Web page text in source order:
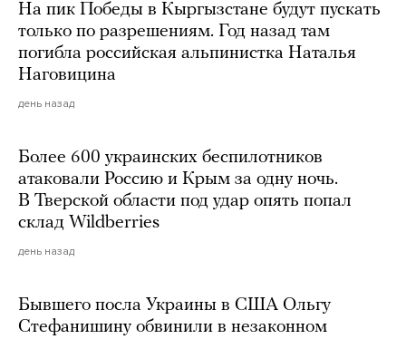
На пик Победы в Кыргызстане будут пускать
только по разрешениям. Год назад там
погибла российская альпинистка Наталья
Наговицина
день назад
Более 600 украинских беспилотников
атаковали Россию и Крым за одну ночь.
В Тверской области под удар опять попал
склад Wildberries
день назад
Бывшего посла Украины в США Ольгу
Стефанишину обвинили в незаконном